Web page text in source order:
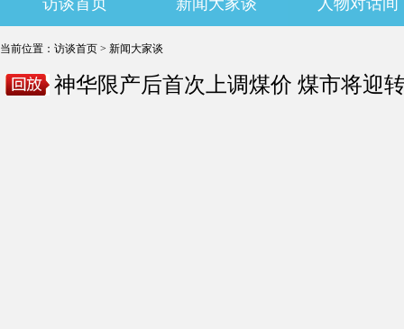
访谈首页 新闻大家谈 人物对话间
当前位置： 访谈首页 > 新闻大家谈
神华限产后首次上调煤价 煤市将迎